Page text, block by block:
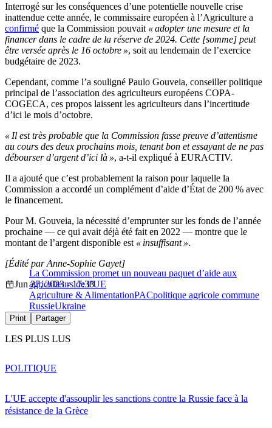
Interrogé sur les conséquences d’une potentielle nouvelle crise
inattendue cette année, le commissaire européen à l’Agriculture a
confirmé que la Commission pouvait « adopter une mesure et la
financer dans le cadre de la réserve de 2024. Cette [somme] peut
être versée après le 16 octobre », soit au lendemain de l’exercice
budgétaire de 2023.
Cependant, comme l’a souligné Paulo Gouveia, conseiller politique
principal de l’association des agriculteurs européens COPA-
COGECA, ces propos laissent les agriculteurs dans l’incertitude
d’ici le mois d’octobre.
« Il est très probable que la Commission fasse preuve d’attentisme
au cours des deux prochains mois, tenant bon et essayant de ne pas
débourser d’argent d’ici là », a-t-il expliqué à EURACTIV.
Il a ajouté que c’est probablement la raison pour laquelle la
Commission a accordé un complément d’aide d’État de 200 % avec
le financement.
Pour M. Gouveia, la nécessité d’emprunter sur les fonds de l’année
prochaine — ce qui avait déjà été fait en 2022 — montre que le
montant de l’argent disponible est « insuffisant ».
La Commission promet un nouveau paquet d’aide aux
agriculteurs de l’UE
[Édité par Anne-Sophie Gayet]
Jun 27, 2023 - 17:38
Agriculture & AlimentationPACpolitique agricole commune
RussieUkraine
Print Partager
LES PLUS LUS
L'UE accepte d'assouplir les sanctions contre la Russie face à la
résistance de la Grèce
POLITIQUE